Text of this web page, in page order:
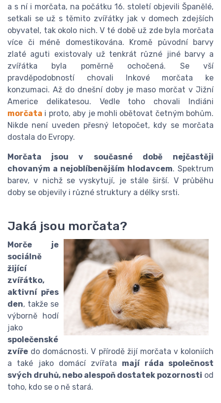
a s ní i morčata, na počátku 16. století objevili Španělé,
setkali se už s těmito zvířátky jak v domech zdejších
obyvatel, tak okolo nich. V té době už zde byla morčata
více či méně domestikována. Kromě původní barvy
zlaté aguti existovaly už tenkrát různé jiné barvy a
zvířátka byla poměrně ochočená. Se vší
pravděpodobností chovali Inkové morčata ke
konzumaci. Až do dnešní doby je maso morčat v Jižní
Americe delikatesou. Vedle toho chovali Indiáni
morčata i proto, aby je mohli obětovat četným bohům.
Nikde není uveden přesný letopočet, kdy se morčata
dostala do Evropy.
Morčata jsou v současné době nejčastěji
chovaným a nejoblíbenějším hlodavcem. Spektrum
barev, v nichž se vyskytují, je stále širší. V průběhu
doby se objevily i různé struktury a délky srsti.
Jaká jsou morčata?
Morče je
sociálně
žijící
zvířátko,
aktivní přes
den, takže se
výborně hodí
jako
společenské
zvíře do domácnosti. V přírodě žijí morčata v koloniích
a také jako domácí zvířata mají ráda společnost
svých druhů, nebo alespoň dostatek pozornosti od
toho, kdo se o ně stará.